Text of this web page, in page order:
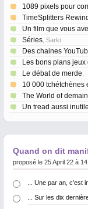
1089 pixels pour
TimeSplitters
Un film que vous
Séries , Sarki
Des chaines
Les bons plans jeux
Le débat de merde
10 000 tchétchènes
The World of demain
Un tread aussi
Quand on dit
proposé le 25 April 22 à
... Une par an, c'est
... Sur les dix